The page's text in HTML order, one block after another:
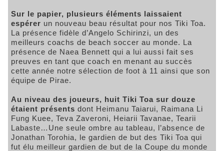
Sur le papier, plusieurs éléments laissaient
espérer un nouveau beau résultat pour nos Tiki Toa.
La présence fidèle d’Angelo Schirinzi, un des
meilleurs coachs de beach soccer au monde. La
présence de Naea Bennett qui a lui aussi fait ses
preuves en tant que coach en menant au succès
cette année notre sélection de foot à 11 ainsi que son
équipe de Pirae.
Au niveau des joueurs, huit Tiki Toa sur douze
étaient présents dont Heimanu Taiarui, Raimana Li
Fung Kuee, Teva Zaveroni, Heiarii Tavanae, Tearii
Labaste…Une seule ombre au tableau, l’absence de
Jonathan Torohia, le gardien de but des Tiki Toa qui
fut élu meilleur gardien de but de la Coupe du monde